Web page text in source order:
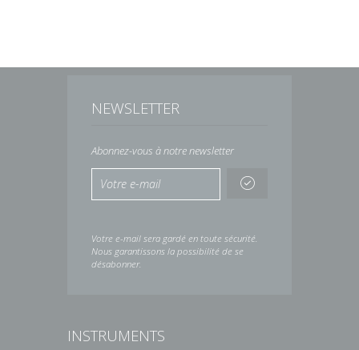
NEWSLETTER
Abonnez-vous à notre newsletter
Votre e-mail sera gardé en toute sécurité.
Nous garantissons la possibilité de se
désabonner.
INSTRUMENTS